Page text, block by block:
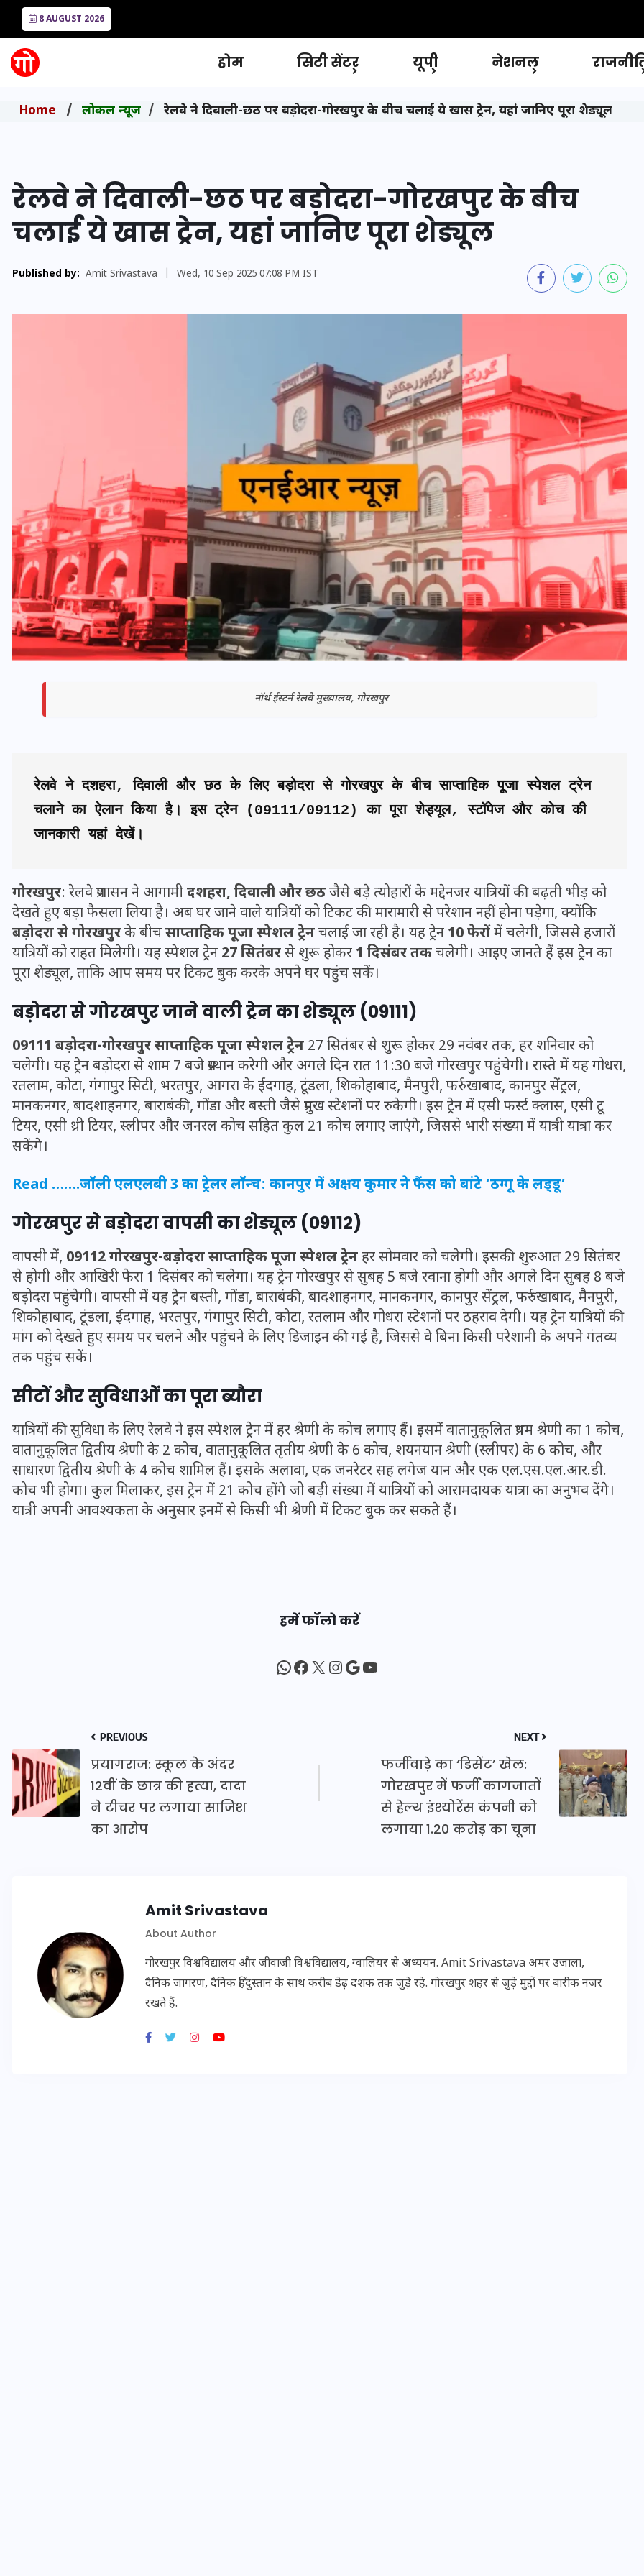
8 AUGUST 2026
होम सिटी सेंटर यूपी नेशनल
Home लोकल न्यूज रेलवे ने दिवाली-छठ पर बड़ोदरा-गोरखपुर के बीच चलाई ये खास ट्रेन, यहां जानिए पूरा शेड्यूल
रेलवे ने दिवाली-छठ पर बड़ोदरा-गोरखपुर के बीच
चलाई ये खास ट्रेन, यहां जानिए पूरा शेड्यूल
Published by: Amit Srivastava Wed, 10 Sep 2025 07:08 PM IST
नॉर्थ ईस्टर्न रेलवे मुख्यालय, गोरखपुर
रेलवे ने दशहरा, दिवाली और छठ के लिए बड़ोदरा से गोरखपुर के बीच साप्ताहिक पूजा स्पेशल ट्रेन
चलाने का ऐलान किया है। इस ट्रेन (09111/09112) का पूरा शेड्यूल, स्टॉपेज और कोच की
जानकारी यहां देखें।
गोरखपुर: रेलवे प्रशासन ने आगामीदशहरा, दिवाली और छठजैसे बड़े त्योहारों के मद्देनजर यात्रियों की बढ़ती भीड़ को
देखते हुए बड़ा फैसला लिया है। अब घर जाने वाले यात्रियों को टिकट की मारामारी से परेशान नहीं होना पड़ेगा, क्योंकि
बड़ोदरा से गोरखपुरके बीचसाप्ताहिक पूजा स्पेशल ट्रेनचलाई जा रही है। यह ट्रेन 10 फेरोंमें चलेगी, जिससे हजारों
यात्रियों को राहत मिलेगी। यह स्पेशल ट्रेन 27 सितंबरसे शुरू होकर 1 दिसंबर तकचलेगी। आइए जानते हैं इस ट्रेन का
पूरा शेड्यूल, ताकि आप समय पर टिकट बुक करके अपने घर पहुंच सकें।
बड़ोदरा से गोरखपुर जाने वाली ट्रेन का शेड्यूल (09111)
09111 बड़ोदरा-गोरखपुर साप्ताहिक पूजा स्पेशल ट्रेन27 सितंबर से शुरू होकर 29 नवंबर तक, हर शनिवार को
चलेगी। यह ट्रेन बड़ोदरा से शाम 7 बजे प्रस्थान करेगी और अगले दिन रात 11:30 बजे गोरखपुर पहुंचेगी। रास्ते में यह गोधरा,
रतलाम, कोटा, गंगापुर सिटी, भरतपुर, आगरा के ईदगाह, टूंडला, शिकोहाबाद, मैनपुरी, फर्रुखाबाद, कानपुर सेंट्रल,
मानकनगर, बादशाहनगर, बाराबंकी, गोंडा और बस्ती जैसे प्रमुख स्टेशनों पर रुकेगी। इस ट्रेन में एसी फर्स्ट क्लास, एसी टू
टियर, एसी थ्री टियर, स्लीपर और जनरल कोच सहित कुल 21 कोच लगाए जाएंगे, जिससे भारी संख्या में यात्री यात्रा कर
सकेंगे।
Read …….जॉली एलएलबी 3 का ट्रेलर लॉन्च: कानपुर में अक्षय कुमार ने फैंस को बांटे ‘ठग्गू के लड्‌डू’
गोरखपुर से बड़ोदरा वापसी का शेड्यूल (09112)
वापसी में, 09112 गोरखपुर-बड़ोदरा साप्ताहिक पूजा स्पेशल ट्रेनहर सोमवार को चलेगी। इसकी शुरुआत 29 सितंबर
से होगी और आखिरी फेरा 1 दिसंबर को चलेगा। यह ट्रेन गोरखपुर से सुबह 5 बजे रवाना होगी और अगले दिन सुबह 8 बजे
बड़ोदरा पहुंचेगी। वापसी में यह ट्रेन बस्ती, गोंडा, बाराबंकी, बादशाहनगर, मानकनगर, कानपुर सेंट्रल, फर्रुखाबाद, मैनपुरी,
शिकोहाबाद, टूंडला, ईदगाह, भरतपुर, गंगापुर सिटी, कोटा, रतलाम और गोधरा स्टेशनों पर ठहराव देगी। यह ट्रेन यात्रियों की
मांग को देखते हुए समय पर चलने और पहुंचने के लिए डिजाइन की गई है, जिससे वे बिना किसी परेशानी के अपने गंतव्य
तक पहुंच सकें।
सीटों और सुविधाओं का पूरा ब्यौरा
यात्रियों की सुविधा के लिए रेलवे ने इस स्पेशल ट्रेन में हर श्रेणी के कोच लगाए हैं। इसमें वातानुकूलित प्रथम श्रेणी का 1 कोच,
वातानुकूलित द्वितीय श्रेणी के 2 कोच, वातानुकूलित तृतीय श्रेणी के 6 कोच, शयनयान श्रेणी (स्लीपर) के 6 कोच, और
साधारण द्वितीय श्रेणी के 4 कोच शामिल हैं। इसके अलावा, एक जनरेटर सह लगेज यान और एक एल.एस.एल.आर.डी.
कोच भी होगा। कुल मिलाकर, इस ट्रेन में 21 कोच होंगे जो बड़ी संख्या में यात्रियों को आरामदायक यात्रा का अनुभव देंगे।
यात्री अपनी आवश्यकता के अनुसार इनमें से किसी भी श्रेणी में टिकट बुक कर सकते हैं।
हमें फॉलो करें
WhatsApp
Facebook
X Instagram
Google
YouTube
PREVIOUS
प्रयागराज: स्कूल के अंदर
12वीं के छात्र की हत्या, दादा
ने टीचर पर लगाया साजिश
का आरोप
NEXT
फर्जीवाड़े का ‘डिसेंट’ खेल:
गोरखपुर में फर्जी कागजातों
से हेल्थ इंश्योरेंस कंपनी को
लगाया 1.20 करोड़ का चूना
Amit Srivastava
About Author
गोरखपुर विश्वविद्यालय और जीवाजी विश्वविद्यालय, ग्वालियर से अध्ययन. Amit Srivastava अमर उजाला,
दैनिक जागरण, दैनिक हिंदुस्तान के साथ करीब डेढ़ दशक तक जुड़े रहे. गोरखपुर शहर से जुड़े मुद्दों पर बारीक नज़र
रखते हैं.
वोटर लिस्ट पुनरीक्षण कार्यक्रम में
हुआ बदलाव, देखें नई तारीखों की
पूरी लिस्ट
30 दिसम्बर 2025
यूपी न्यूज़: नौकरों ने पिता-पुत्री
को 5 साल घर में बनाया बंधक,
बुजुर्ग की मौत, बेटी बनी
‘कंकाल’
29 दिसम्बर 2025
अड़चन: डेटा सिक्योरिटी और
स्पेक्ट्रम की कीमत पर फंसा पेंच,
आया बड़ा अपडेट
30 दिसम्बर 2025
अड़चन: डेटा सिक्योरिटी और
स्पेक्ट्रम की कीमत पर फंसा पेंच,
आया बड़ा अपडेट
2025: यूपी में लेखपाल के पदों
पर बंपर भर्ती का विज्ञापन जारी,
जानें कब से शुरू होंगे आवेदन
16 दिसम्बर 2025
पर बंपर भर्ती का विज्ञापन जारी,
जानें कब से शुरू होंगे आवेदन
16 दिसम्बर 2025
इस सप्ताह का राशिफल: जानिए
क्या कहते हैं आपके सितारे (25
अगस्त से 31 अगस्त)
इस सप्ताह का राशिफल: जानिए